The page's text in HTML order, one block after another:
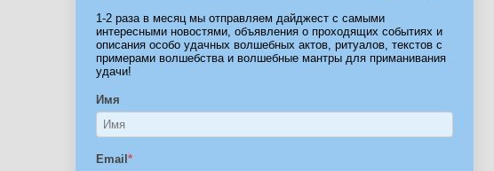
1-2 раза в месяц мы отправляем дайджест с самыми
интересными новостями, объявления о проходящих событиях и
описания особо удачных волшебных актов, ритуалов, текстов с
примерами волшебства и волшебные мантры для приманивания
удачи!
Имя
Email *